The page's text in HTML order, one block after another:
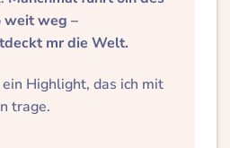
weit weg –
mr die Welt.
Highlight, das ich mit
trage.